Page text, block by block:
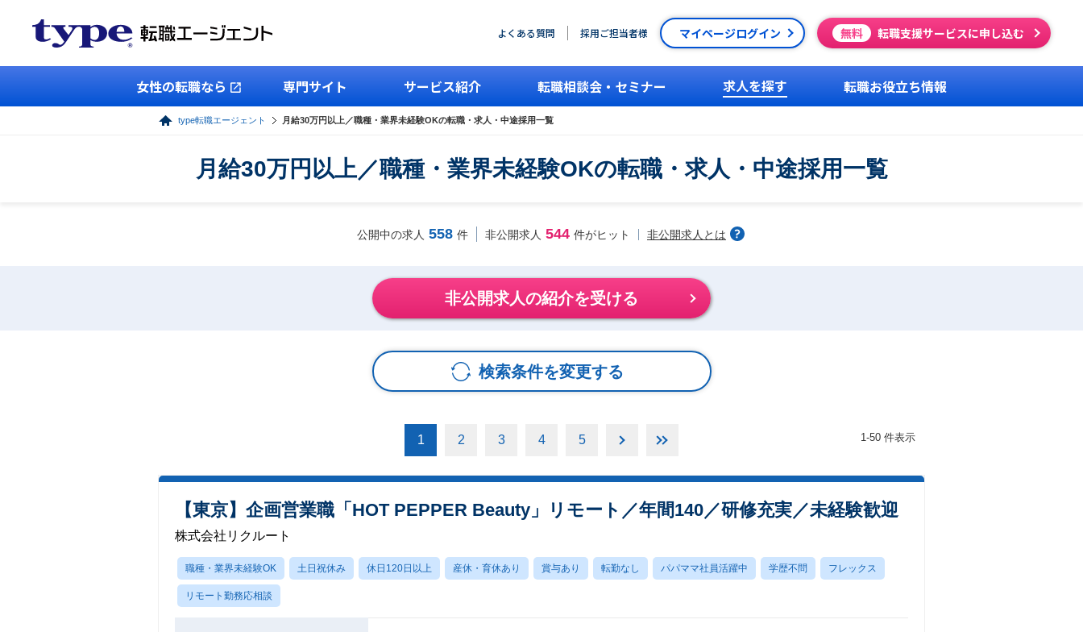
よくある質問 採用ご担当者様 マイページログイン 無料 転職支援サービスに申し込む
女性の転職なら 専門サイト サービス紹介 転職相談会・セミナー 求人を探す 転職お役立ち情報
type転職エージェント 月給30万円以上／職種・業界未経験OKの転職・求人・中途採用一覧
月給30万円以上／職種・業界未経験OKの転職・求人・中途採用一覧
公開中の求人 558 件 非公開求人 544 件がヒット 非公開求人とは
非公開求人の紹介を受ける
検索条件を変更する
1 2 3 4 5 1-50 件表示
【東京】企画営業職「HOT PEPPER Beauty」リモート／年間140／研修充実／未経験歓迎
株式会社リクルート
職種・業界未経験OK 土日祝休み 休日120日以上 産休・育休あり 賞与あり 転勤なし パパママ社員活躍中 学歴不問 フレックス
リモート勤務応相談